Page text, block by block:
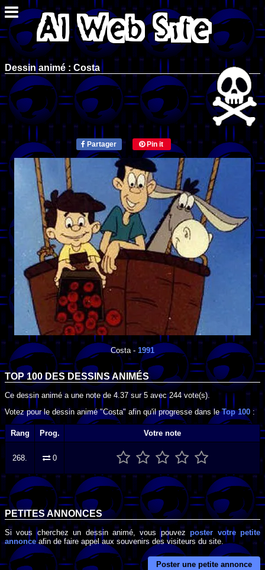
Dessin animé : Costa
Partager Pin it
Costa - 1991
TOP 100 DES DESSINS ANIMÉS
Ce dessin animé a une note de 4.37sur5 avec244vote(s).
Votez pour le dessin animé "Costa" afin qu'il progresse dans leTop 100 :
Rang Prog. Votre note
268. 0
PETITES ANNONCES
Si vous cherchez un dessin animé, vous pouvezposter votre petite
annonceafin de faire appel aux souvenirs des visiteurs du site.
Poster une petite annonce